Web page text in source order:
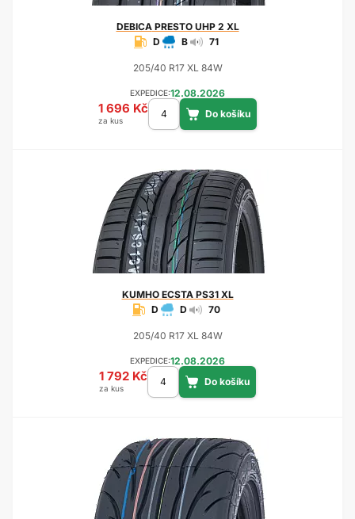
DEBICAPRESTO UHP 2 XL
D
B 71
205/40 R17 XL 84W
EXPEDICE:12.08.2026
1 696 Kč
za kus
KUMHOECSTA PS31 XL
D
D 70
205/40 R17 XL 84W
EXPEDICE:12.08.2026
1 792 Kč
za kus